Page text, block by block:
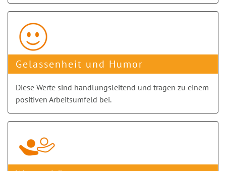
Gelassenheit und Humor
Diese Werte sind handlungs­leitend und tragen zu einem
positiven Arbeitsumfeld bei.